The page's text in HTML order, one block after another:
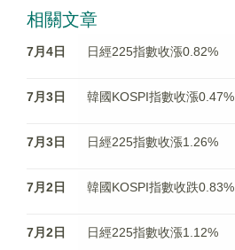
相關文章
7月4日 日經225指數收漲0.82%
7月3日 韓國KOSPI指數收漲0.47%
7月3日 日經225指數收漲1.26%
7月2日 韓國KOSPI指數收跌0.83%
7月2日 日經225指數收漲1.12%